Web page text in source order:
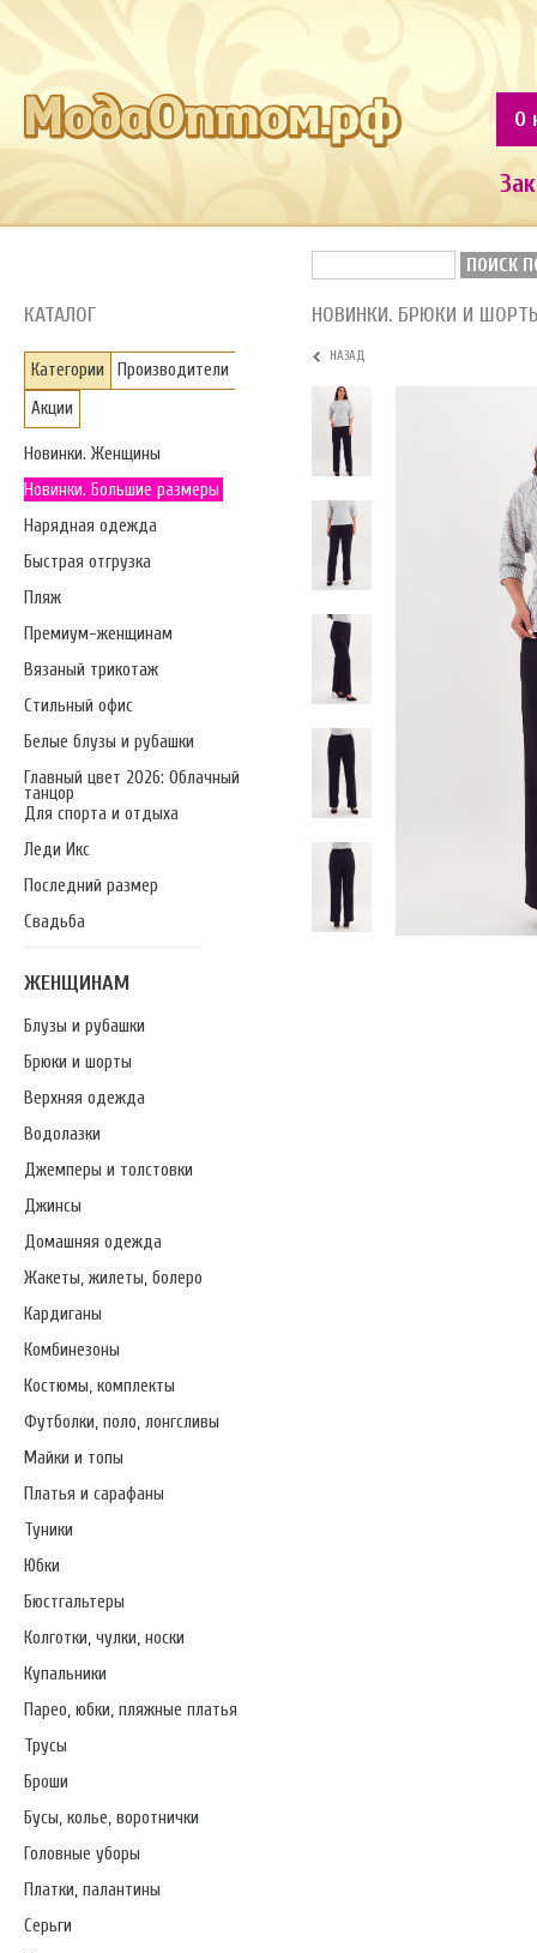
О
ПОИСК
КАТАЛОГ
Категории
Производители
Акции
Новинки. Женщины
Новинки. Большие размеры
Нарядная одежда
Быстрая отгрузка
Пляж
Премиум-женщинам
Вязаный трикотаж
Стильный офис
Белые блузы и рубашки
Главный цвет 2026: Облачный
танцор
Для спорта и отдыха
Леди Икс
Последний размер
Свадьба
ЖЕНЩИНАМ
Блузы и рубашки
Брюки и шорты
Верхняя одежда
Водолазки
Джемперы и толстовки
Джинсы
Домашняя одежда
Жакеты, жилеты, болеро
Кардиганы
Комбинезоны
Костюмы, комплекты
Футболки, поло, лонгсливы
Майки и топы
Платья и сарафаны
Туники
Юбки
Бюстгальтеры
Колготки, чулки, носки
Купальники
Парео, юбки, пляжные платья
Трусы
Броши
Бусы, колье, воротнички
Головные уборы
Платки, палантины
Серьги
НОВИНКИ. БРЮКИ И
НАЗАД